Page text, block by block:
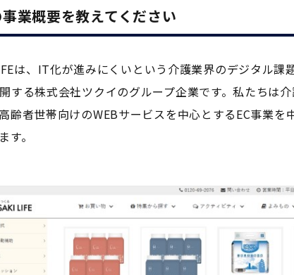
業概要を教えてください
は、IT化が進みにくいという介護業界のデジタル課
する株式会社ツクイのグループ企業です。私たちは
齢者世帯向けのWEBサービスを中心とするEC事業を
す。